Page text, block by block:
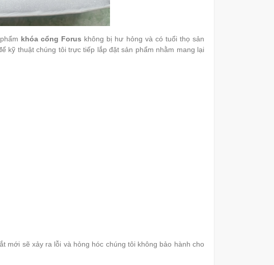
khóa cổng Forus không bị hư hỏng và có tuổi thọ sản
kỹ thuật chúng tôi trực tiếp lắp đặt sản phẩm nhằm mang lại
mới sẽ xảy ra lỗi và hỏng hóc chúng tôi không bảo hành cho